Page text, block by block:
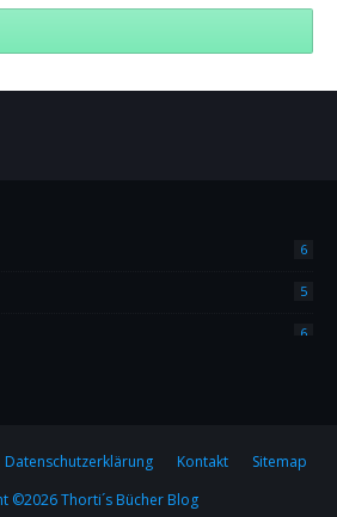
6
5
6
7
Datenschutzerklärung Kontakt
Sitemap
©2026Thorti´s Bücher Blog